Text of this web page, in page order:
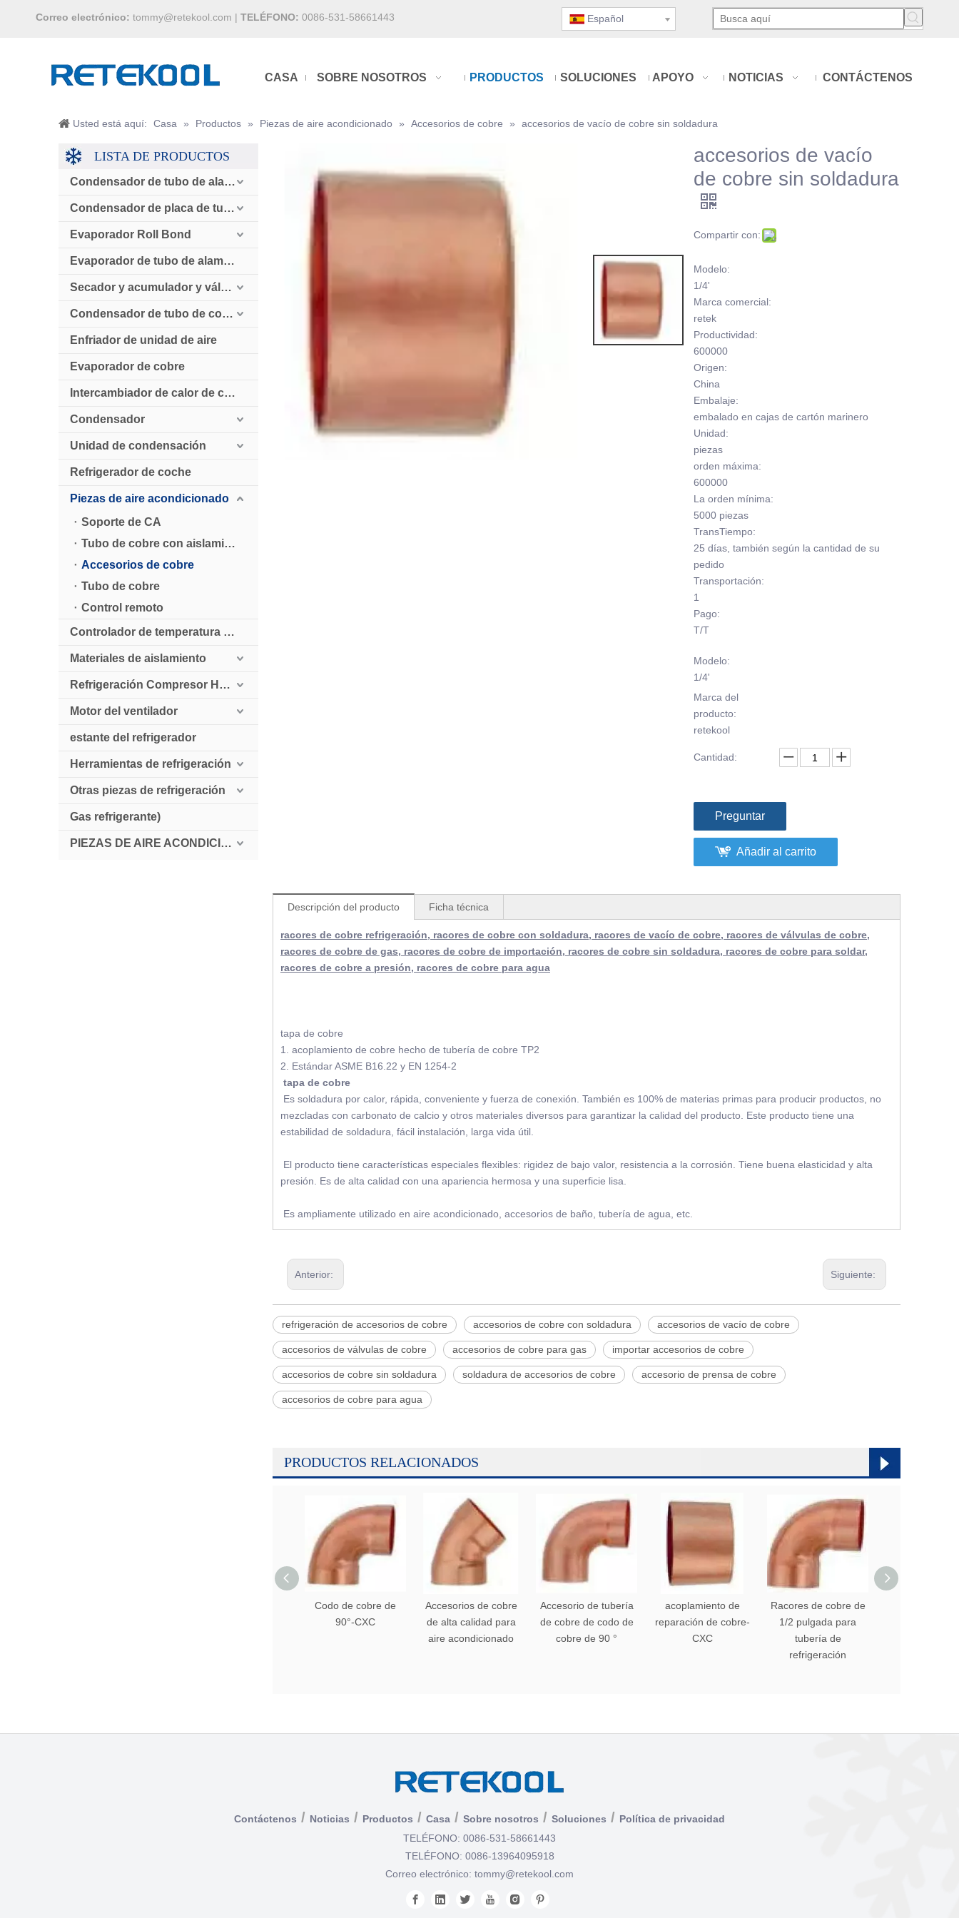
Correo electrónico: tommy@retekool.com | TELÉFONO: 0086-531-58661443 Español
CASA SOBRE NOSOTROS PRODUCTOS SOLUCIONES APOYO NOTICIAS CONTÁCTENOS
Usted está aquí: Casa » Productos » Piezas de aire acondicionado » Accesorios de cobre » accesorios de vacío de cobre sin soldadura
LISTA DE PRODUCTOS
Condensador de tubo de alambre
Condensador de placa de tubo
Evaporador Roll Bond
Evaporador de tubo de alambre
Secador y acumulador y válvula de retención
Condensador de tubo de cobre enfriado por aire
Enfriador de unidad de aire
Evaporador de cobre
Intercambiador de calor de cobre
Condensador
Unidad de condensación
Refrigerador de coche
Piezas de aire acondicionado
Soporte de CA
Tubo de cobre con aislamiento de CA
Accesorios de cobre
Tubo de cobre
Control remoto
Controlador de temperatura digital
Materiales de aislamiento
Refrigeración Compresor HollySnow
Motor del ventilador
estante del refrigerador
Herramientas de refrigeración
Otras piezas de refrigeración
Gas refrigerante)
PIEZAS DE AIRE ACONDICIONADO AUTOMÁTICO
accesorios de vacío
de cobre sin soldadura
Compartir con:
Modelo:
1/4'
Marca comercial:
retek
Productividad:
600000
Origen:
China
Embalaje:
embalado en cajas de cartón marinero
Unidad:
piezas
orden máxima:
600000
La orden mínima:
5000 piezas
TransTiempo:
25 días, también según la cantidad de su
pedido
Transportación:
1
Pago:
T/T
Modelo:
1/4'
Marca del
producto:
retekool
Cantidad:
Preguntar
Añadir al carrito
Descripción del producto Ficha técnica
racores de cobre refrigeración, racores de cobre con soldadura, racores de vacío de cobre, racores de válvulas de cobre,
racores de cobre de gas, racores de cobre de importación, racores de cobre sin soldadura, racores de cobre para soldar,
racores de cobre a presión, racores de cobre para agua
tapa de cobre
1. acoplamiento de cobre hecho de tubería de cobre TP2
2. Estándar ASME B16.22 y EN 1254-2
tapa de cobre
Es soldadura por calor, rápida, conveniente y fuerza de conexión. También es 100% de materias primas para producir productos, no
mezcladas con carbonato de calcio y otros materiales diversos para garantizar la calidad del producto. Este producto tiene una
estabilidad de soldadura, fácil instalación, larga vida útil.
El producto tiene características especiales flexibles: rigidez de bajo valor, resistencia a la corrosión. Tiene buena elasticidad y alta
presión. Es de alta calidad con una apariencia hermosa y una superficie lisa.
Es ampliamente utilizado en aire acondicionado, accesorios de baño, tubería de agua, etc.
Anterior: Siguiente:
refrigeración de accesorios de cobre accesorios de cobre con soldadura accesorios de vacío de cobre
accesorios de válvulas de cobre accesorios de cobre para gas importar accesorios de cobre
accesorios de cobre sin soldadura soldadura de accesorios de cobre accesorio de prensa de cobre
accesorios de cobre para agua
PRODUCTOS RELACIONADOS
Codo de cobre de
90°-CXC
Accesorios de cobre
de alta calidad para
aire acondicionado
Accesorio de tubería
de cobre de codo de
cobre de 90 °
acoplamiento de
reparación de cobre-
CXC
Racores de cobre de
1/2 pulgada para
tubería de
refrigeración
Contáctenos / Noticias / Productos / Casa / Sobre nosotros / Soluciones / Política de privacidad
TELÉFONO: 0086-531-58661443
TELÉFONO: 0086-13964095918
Correo electrónico: tommy@retekool.com